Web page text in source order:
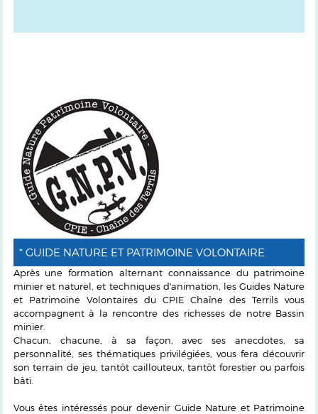
* GUIDE NATURE ET PATRIMOINE VOLONTAIRE
Après une formation alternant connaissance du patrimoine
minier et naturel, et techniques d'animation, les Guides Nature
et Patrimoine Volontaires du CPIE Chaîne des Terrils vous
accompagnent à la rencontre des richesses de notre Bassin
minier.
Chacun, chacune, à sa façon, avec ses anecdotes, sa
personnalité, ses thématiques privilégiées, vous fera découvrir
son terrain de jeu, tantôt caillouteux, tantôt forestier ou parfois
bâti.
Vous êtes intéressés pour devenir Guide Nature et Patrimoine